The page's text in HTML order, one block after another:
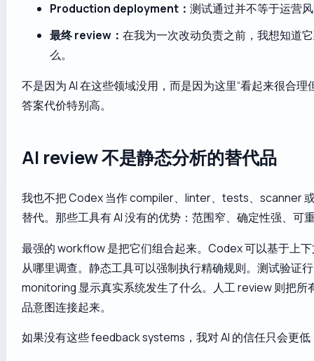
Production deployment：测试通过并不等于运营
最终 review：在我为一次改动负责之前，我想知道
么。
不是因为 AI 在这些领域没用，而是因为这里“看起来很合理
答案代价特别高。
AI review 不是静态分析的替代品
我也不把 Codex 当作 compiler、linter、tests、scanner
替代。那些工具有 AI 没有的优势：范围窄、确定性强、可
最强的 workflow 是把它们组合起来。Codex 可以基于上
从哪里调查。静态工具可以强制执行精确规则。测试验证
monitoring 显示真实系统发生了什么。人工 review 则把所
品意图连接起来。
如果没有这些 feedback systems，我对 AI 的信任只会更